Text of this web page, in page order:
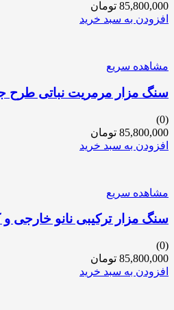
85,800,000 تومان
افزودن به سبد خرید
مشاهده سریع
سنگ مزار مرمریت نباتی طرح
(0)
85,800,000 تومان
افزودن به سبد خرید
مشاهده سریع
سنگ مزار ترکیبی نانو خارجی و
(0)
85,800,000 تومان
افزودن به سبد خرید